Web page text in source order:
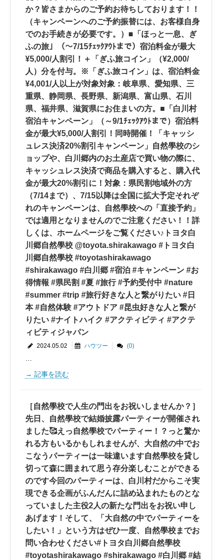
か？皆さまからのご予約お待ちしております！！
（キャンペーンへのご予約振替には、お客様自身
でのお手続きが必要です。）■「ほっと一息、ぎ
ふの旅」（～7/15ﾁｪｯｸｱｳﾄまで）宿泊料金が最大
¥5,000/人割引！＋「ぎふ旅コイン」（¥2,000/
人）分を付与。※「ぎふ旅コイン」は、宿泊料金
¥4,001/人以上が対象対象：岐阜県、愛知県、三
重県、静岡県、長野県、新潟県、富山県、石川
県、福井県、滋賀県にお住まいの方。■「白川村
宿泊キャンペーン」（～9/1ﾁｪｯｸｱｳﾄまで）宿泊料
金が最大¥5,000/人割引！同時開催！「キャッシ
ュレス決済20%割引キャンペーン」自然學校のシ
ョップや、白川郷内のお土産店で買い物の際に、
キャッシュレス決済で商品を購入すると、購入代
金が最大20%割引に！対象：県民割地域外の方
（7/14まで）、7/15以降は全国に拡大予定それぞ
れのキャンペーンは、自然學校への「直接予約」
では適用となりませんのでご注意ください！！詳
しくは、ホームページをご覧ください♪トヨタ白
川郷自然學校 @toyota.shirakawago #トヨタ白
川郷自然學校 #toyotashirakawago
#shirakawago #白川郷 #宿泊 #キャンペーン #お
得情報 #県民割 #夏 #旅行 #予約受付中 #nature
#summer #trip #旅行好きな人と繋がりたい #日
本 #自然体験 #アウトドア #昆虫好きな人と繋が
りたい #ナイトハイク #アクティビティ #アクテ
ィビティジャパン
2024.05.02 ハウツー (0)
記事を読む
［自然學校で人生の門出をお祝いしませんか？］
先日、自然學校で結婚披露パーティーが開催され
ました🥰えっ自然學校でパーティー！？っと驚か
れる方もいるかもしれませんが、大自然の中でお
こなうパーティーは一味違います自然學校を貸し
切って森に囲まれて思う存分楽しむことができる
のです今回のパーティーは、白川村だからこそ実
現できる企画がふんだんに詰め込まれたものとな
っていました主役2人の新たな門出をお祝い申し
あげます！そして、「大自然の中でパーティーを
したい！」という方はぜひ一度、自然學校までお
問い合わせください#トヨタ白川郷自然學校
#toyotashirakawago #shirakawago #白川郷 #結